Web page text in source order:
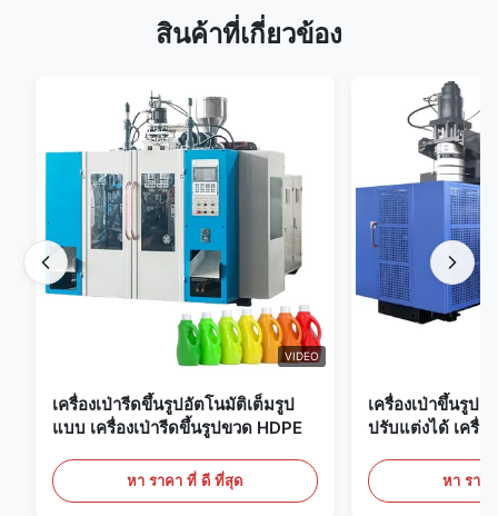
สินค้าที่เกี่ยวข้อง
VIDEO
เครื่องเป่ารีดขึ้นรูปอัตโนมัติเต็มรูป
แบบ เครื่องเป่ารีดขึ้นรูปขวด HDPE
หา ราคา ที่ ดี ที่สุด
เครื่องเป่าขึ้นรูป
ปรับแต่งได้ เครื่อ
หา ราค